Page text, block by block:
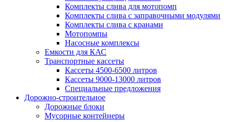
Комплекты слива для мотопомп
Комплекты слива с заправочными модулями
Комплекты слива с кранами
Мотопомпы
Насосные комплексы
Емкости для КАС
Транспортные кассеты
Кассеты 4500-6500 литров
Кассеты 9000-13000 литров
Специальные предложения
Дорожно-строительное
Дорожные блоки
Мусорные контейнеры